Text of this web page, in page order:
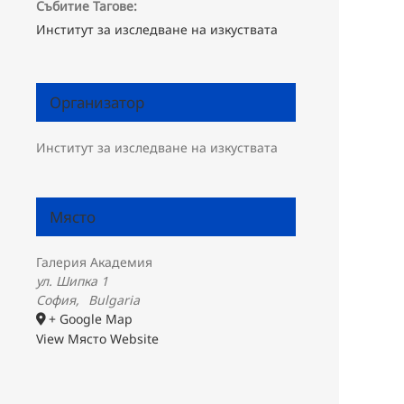
Събитие Тагове:
Институт за изследване на изкуствата
Организатор
Институт за изследване на изкуствата
Място
Галерия Академия
ул. Шипка 1
София,
Bulgaria
+ Google Map
View Място Website